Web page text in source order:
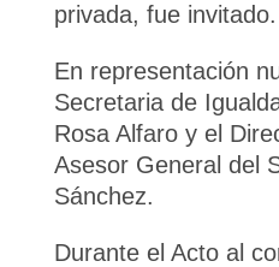
privada, fue invitado.
En representación
Secretaria de
Rosa Alfaro y el
Asesor General del
Sánchez.
Durante el Acto al